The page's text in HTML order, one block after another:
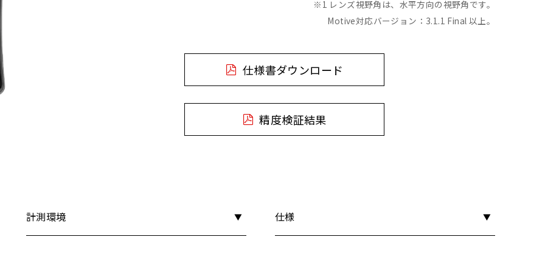
※1 レンズ視野角は、水平方向の視野角です。
Motive対応バージョン：3.1.1 Final 以上。
m
仕様書ダウンロード
精度検証結果
計測環境 仕様